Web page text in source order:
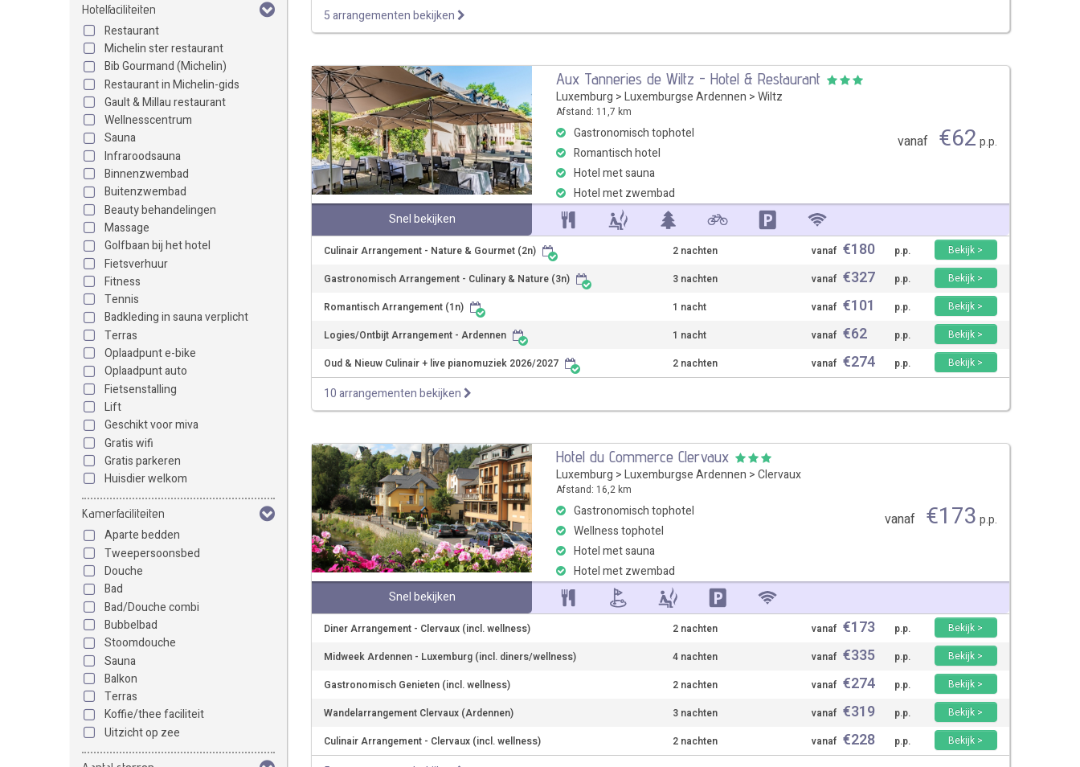
Hotelfaciliteiten
Restaurant
Michelin ster restaurant
Bib Gourmand (Michelin)
Restaurant in Michelin-gids
Gault & Millau restaurant
Wellnesscentrum
Sauna
Infraroodsauna
Binnenzwembad
Buitenzwembad
Beauty behandelingen
Massage
Golfbaan bij het hotel
Fietsverhuur
Fitness
Tennis
Badkleding in sauna verplicht
Terras
Oplaadpunt e-bike
Oplaadpunt auto
Fietsenstalling
Lift
Geschikt voor miva
Gratis wifi
Gratis parkeren
Huisdier welkom
Kamerfaciliteiten
Aparte bedden
Tweepersoonsbed
Douche
Bad
Bad/Douche combi
Bubbelbad
Stoomdouche
Sauna
Balkon
Terras
Koffie/thee faciliteit
Uitzicht op zee
5 arrangementen bekijken
Aux Tanneries de Wiltz - Hotel & Restaurant
Luxemburg > Luxemburgse Ardennen > Wiltz
Afstand: 11,7 km
Gastronomisch tophotel
Romantisch hotel
Hotel met sauna
Hotel met zwembad
vanaf €62 p.p.
Snel bekijken
Culinair Arrangement - Nature & Gourmet (2n) 2 nachten vanaf €180 p.p.
Bekijk >
Gastronomisch Arrangement - Culinary & Nature (3n)
3 nachten vanaf €327 p.p.
Bekijk >
Romantisch Arrangement (1n)
1 nacht vanaf €101 p.p.
Bekijk >
Logies/Ontbijt Arrangement - Ardennen
1 nacht vanaf €62 p.p.
Bekijk >
Oud & Nieuw Culinair + live pianomuziek 2026/2027
2 nachten vanaf €274 p.p. Bekijk >
10 arrangementen bekijken
Hotel du Commerce Clervaux
Luxemburg > Luxemburgse Ardennen > Clervaux
Afstand: 16,2 km
Gastronomisch tophotel
Wellness tophotel
Hotel met sauna
Hotel met zwembad
vanaf €173 p.p.
Snel bekijken
Diner Arrangement - Clervaux (incl. wellness) 2 nachten vanaf €173 p.p.
Bekijk >
Midweek Ardennen - Luxemburg (incl. diners/wellness)
4 nachten vanaf €335 p.p.
Bekijk >
Gastronomisch Genieten (incl. wellness)
2 nachten vanaf €274 p.p.
Bekijk >
Wandelarrangement Clervaux (Ardennen)
3 nachten vanaf €319 p.p.
Bekijk >
Culinair Arrangement - Clervaux (incl. wellness)
2 nachten vanaf €228 p.p. Bekijk >